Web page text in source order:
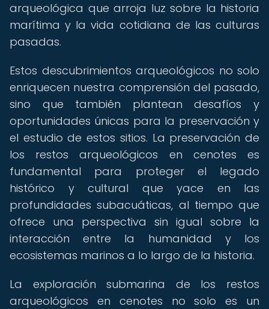
arqueológica que arroja luz sobre la historia
marítima y la vida cotidiana de las culturas
pasadas.
Estos descubrimientos arqueológicos no solo
enriquecen nuestra comprensión del pasado,
sino que también plantean desafíos y
oportunidades únicas para la preservación y
el estudio de estos sitios. La preservación de
los restos arqueológicos en cenotes es
fundamental para proteger el legado
histórico y cultural que yace en las
profundidades subacuáticas, al tiempo que
ofrece una perspectiva sin igual sobre la
interacción entre la humanidad y los
ecosistemas marinos a lo largo de la historia.
La exploración submarina de los restos
arqueológicos en cenotes no solo es un